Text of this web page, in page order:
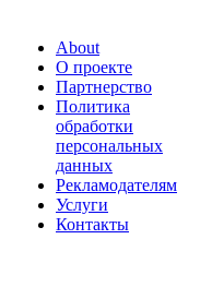
About
О проекте
Партнерство
Политика
обработки
персональных
данных
Рекламодателям
Услуги
Контакты